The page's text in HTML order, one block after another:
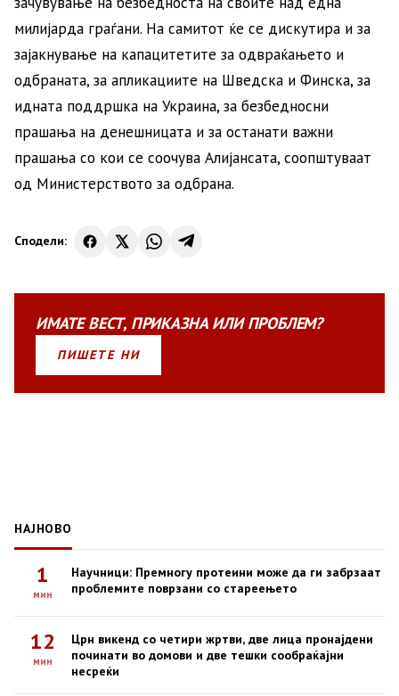
милијарда граѓани. На самитот ќе се дискутира и за
зајакнување на капацитетите за одвраќањето и
одбраната, за апликациите на Шведска и Финска, за
идната поддршка на Украина, за безбедносни
прашања на денешницата и за останати важни
прашања со кои се соочува Алијансата, соопштуваат
од Министерството за одбрана.
Сподели:
ИМАТЕВЕСТ, ПРИКАЗНАИЛИПРОБЛЕМ?
ПИШЕТЕ НИ
НАЈНОВО
1
мин
Научници: Премногу протеини може да ги забрзаат
проблемите поврзани со стареењето
12
мин
Црн викенд со четири жртви, две лица пронајдени
починати во домови и две тешки сообраќајни
несреќи